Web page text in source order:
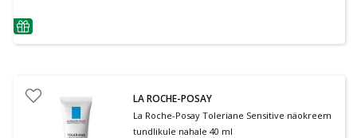
nõuanne
LA ROCHE-POSAY
La Roche-Posay Toleriane Sensitive näokreem
tundlikule nahale 40 ml